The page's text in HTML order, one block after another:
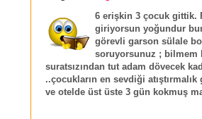
6 erişkin 3 çocuk gittik.
giriyorsun yoğundur
görevli garson sülale
soruyorsunuz ; bilmem
suratsızından tut adam dövecek
..çocukların en sevdiği
ve otelde üst üste 3 gün kokmuş